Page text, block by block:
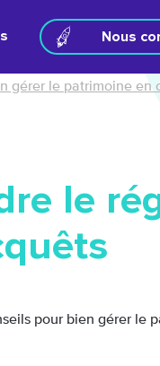
Nous
gérer le patrimoine en
le
pour bien gérer le